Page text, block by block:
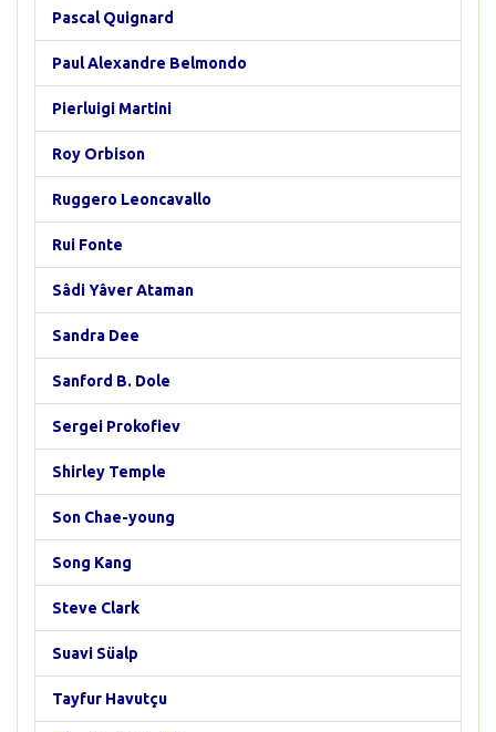
Pascal Quignard
Paul Alexandre Belmondo
Pierluigi Martini
Roy Orbison
Ruggero Leoncavallo
Rui Fonte
Sâdi Yâver Ataman
Sandra Dee
Sanford B. Dole
Sergei Prokofiev
Shirley Temple
Son Chae-young
Song Kang
Steve Clark
Suavi Süalp
Tayfur Havutçu